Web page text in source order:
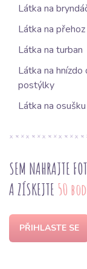
Látka na
Látka na přehoz
Látka na turban
Látka na hnízdo
postýlky
Látka na osušku
SEM NAHRAJTE
A ZÍSKEJTE 50
PŘIHLASTE SE